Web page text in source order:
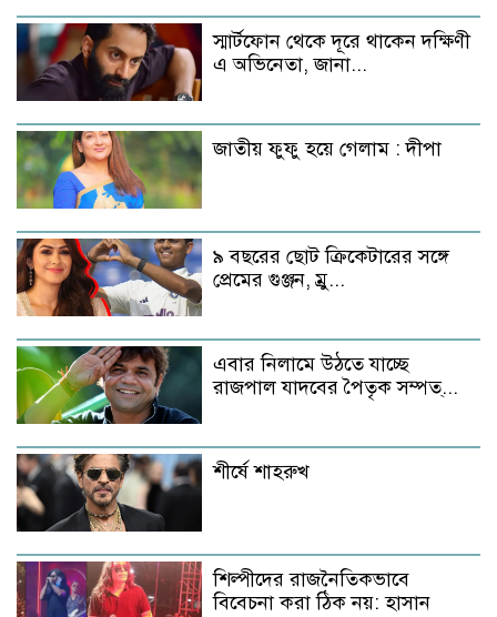
স্মার্টফোন থেকে দূরে থাকেন দক্ষিণী
এ অভিনেতা, জানা...
জাতীয় ফুফু হয়ে গেলাম : দীপা
৯ বছরের ছোট ক্রিকেটারের সঙ্গে
প্রেমের গুঞ্জন, ম্রু...
এবার নিলামে উঠতে যাচ্ছে
রাজপাল যাদবের পৈতৃক সম্পত্...
শীর্ষে শাহরুখ
শিল্পীদের রাজনৈতিকভাবে
বিবেচনা করা ঠিক নয়: হাসান